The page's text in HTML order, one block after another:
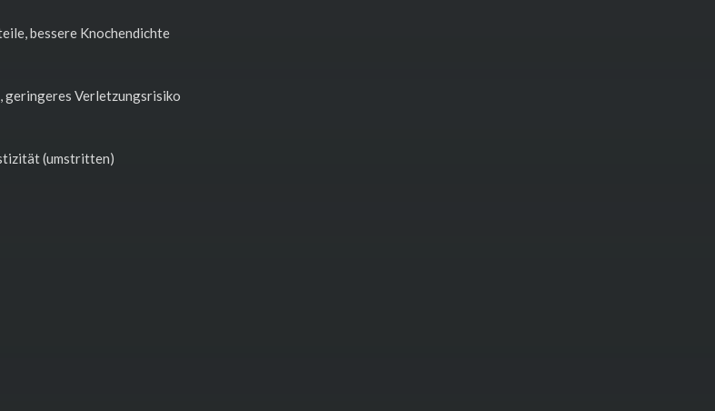
bessere Knochendichte
Verletzungsrisiko
(umstritten)